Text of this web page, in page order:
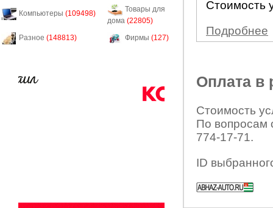
Компьютеры (109498)
Товары для
дома (22805)
Разное (148813) Фирмы (127)
Стоимость
Подробнее
Оплата в
Стоимость
По вопросам
774-17-71.
ID